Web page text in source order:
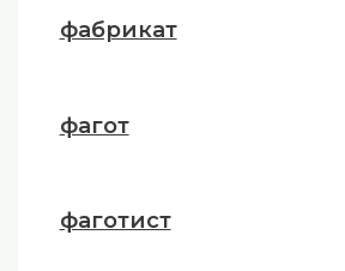
фабрикат
фагот
фаготист